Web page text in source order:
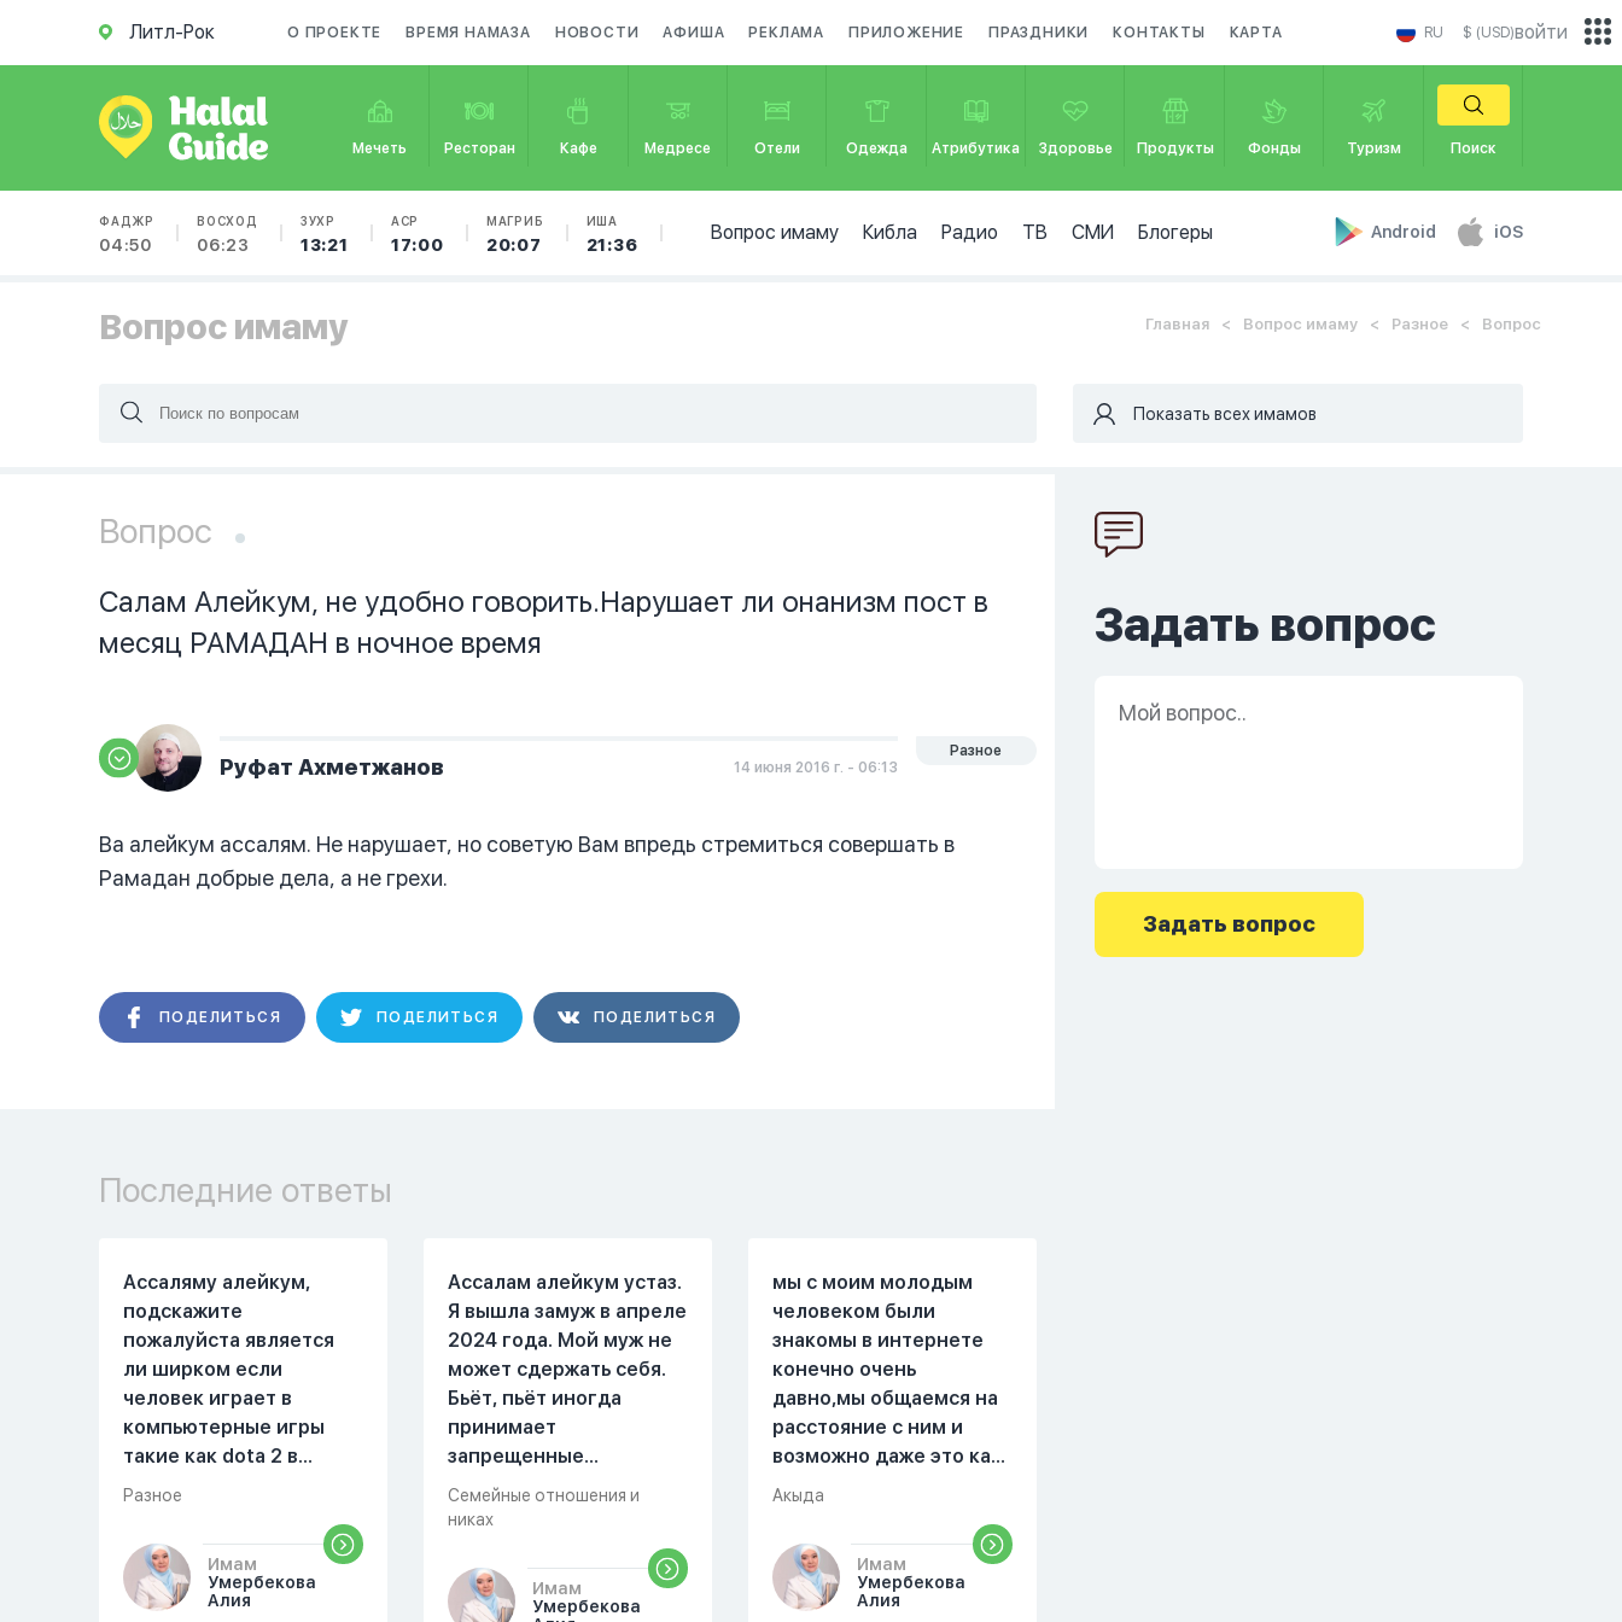
Литл-Рок О ПРОЕКТЕ ВРЕМЯ НАМАЗА НОВОСТИ АФИША РЕКЛАМА ПРИЛОЖЕНИЕ ПРАЗДНИКИ КОНТАКТЫ КАРТА RU $ (USD)
Мечеть Ресторан Кафе Медресе Отели Одежда Атрибутика Здоровье Продукты Фонды Туризм Поиск
ФАДЖР
04:50
ВОСХОД
06:23
ЗУХР
13:21
АСР
17:00
МАГРИБ
20:07
ИША
21:36
Вопрос имаму Кибла Радио ТВ СМИ Блогеры Android iOS
войти
Вопрос имаму Главная Вопрос имаму Разное Вопрос
Показать всех имамов
Вопрос
Салам Алейкум, не удобно говорить.Нарушает ли онанизм пост в
месяц РАМАДАН в ночное время
Руфат Ахметжанов 14 июня 2016 г. - 06:13
Разное
Ва алейкум ассалям. Не нарушает, но советую Вам впредь стремиться совершать в
Рамадан добрые дела, а не грехи.
ПОДЕЛИТЬСЯ ПОДЕЛИТЬСЯ ПОДЕЛИТЬСЯ
Задать вопрос
Последние ответы
Ассаляму алейкум,
подскажите
пожалуйста является
ли ширком если
человек играет в
компьютерные игры
такие как dota 2 в
которых присутствует
идолопоклонство,
такие надписи как
«богоподобие»,
Разное
Имам
Умербекова
Алия
Ассалам алейкум устаз.
Я вышла замуж в апреле
2024 года. Мой муж не
может сдержать себя.
Бьёт, пьёт иногда
принимает
запрещенные
вещества. Он стал
избивать меня уже на
совместной жизни.
Причины были разные."
Семейные отношения и
никах
Имам
Умербекова
мы с моим молодым
человеком были
знакомы в интернете
конечно очень
давно,мы общаемся на
расстояние с ним и
возможно даже это как
то помешало,знаю о 17
прочитать два раза
истихар намаз,первый
раз я прочитала до
Акыда
Имам
Умербекова
Алия